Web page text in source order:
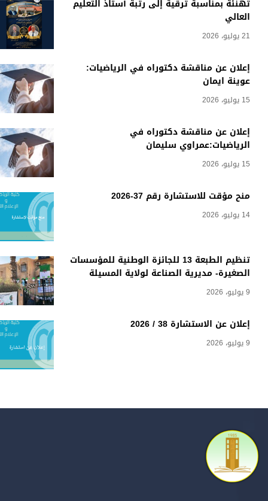
تهنئة بمناسبة ترقية إلى رتبة أستاذ التعليم
العالي
21 يوليو، 2026
إعلان عن مناقشة دكتوراه في الرياضيات:
عوينة ايمان
15 يوليو، 2026
إعلان عن مناقشة دكتوراه في
الرياضيات:عمراوي سليمان
15 يوليو، 2026
منح مؤقت للاستشارة رقم 37-2026
14 يوليو، 2026
تنظيم الطبعة 13 للجائزة الوطنية للمؤسسات
الصغيرة- مديرية الصناعة لولاية المسيلة
9 يوليو، 2026
إعلان عن الاستشارة 38 / 2026
9 يوليو، 2026